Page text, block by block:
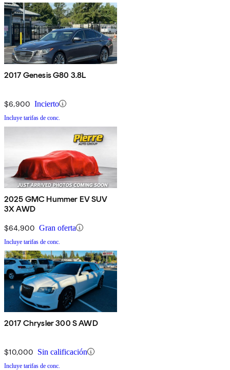
2017 Genesis G80 3.8L
$6,900 Incierto
Incluye tarifas de conc.
2025 GMC Hummer EV SUV
3X AWD
$64,900 Gran oferta
Incluye tarifas de conc.
2017 Chrysler 300 S AWD
$10,000 Sin calificación
Incluye tarifas de conc.